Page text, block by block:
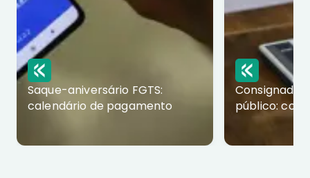
Saque-aniversário FGTS:
calendário de pagamento
Consignado
público: